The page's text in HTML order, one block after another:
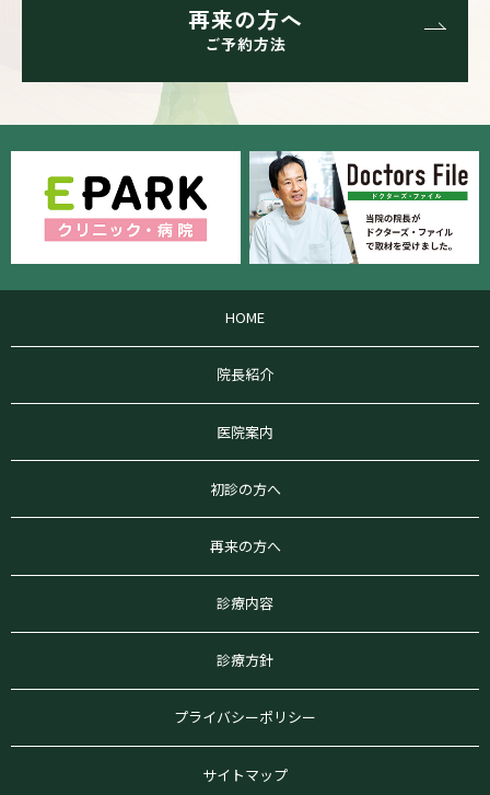
再来の方へ
ご予約方法
HOME
院長紹介
医院案内
初診の方へ
再来の方へ
診療内容
診療方針
プライバシーポリシー
サイトマップ